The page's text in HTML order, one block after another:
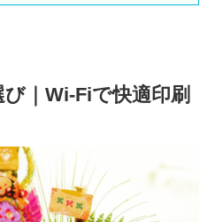
｜Wi-Fiで快適印刷